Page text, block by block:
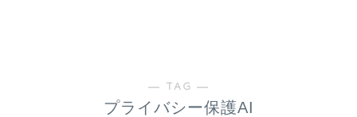
― TAG ―
プライバシー保護AI